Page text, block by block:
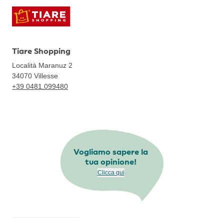
Tiare Shopping
Località Maranuz 2
34070 Villesse
+39 0481.099480
Vogliamo sapere la
tua opinione!
Clicca qui